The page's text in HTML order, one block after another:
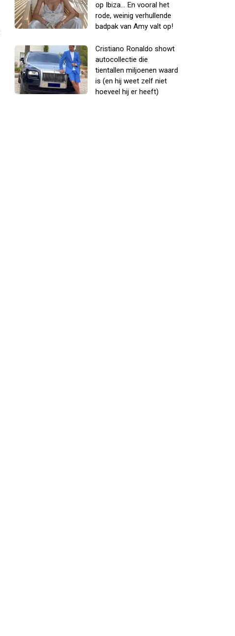
op Ibiza... En vooral het
rode, weinig verhullende
badpak van Amy valt op!
Cristiano Ronaldo showt
autocollectie die
tientallen miljoenen waard
is (en hij weet zelf niet
hoeveel hij er heeft)